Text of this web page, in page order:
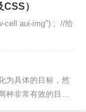
票，不再做声，
）
cell aui-img") ; //给
为具体的目标，然
种非常有效的目标